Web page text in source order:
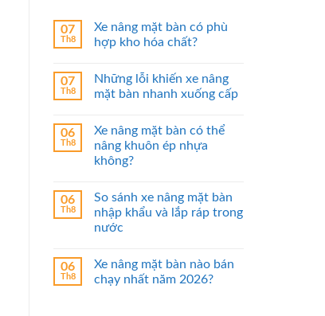
07
Th8
Xe nâng mặt bàn có phù
hợp kho hóa chất?
07
Th8
Những lỗi khiến xe nâng
mặt bàn nhanh xuống cấp
06
Th8
Xe nâng mặt bàn có thể
nâng khuôn ép nhựa
không?
06
Th8
So sánh xe nâng mặt bàn
nhập khẩu và lắp ráp trong
nước
06
Th8
Xe nâng mặt bàn nào bán
chạy nhất năm 2026?